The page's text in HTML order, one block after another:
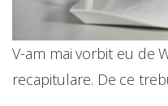
V-am mai vorbit eu de
recapitulare. De ce